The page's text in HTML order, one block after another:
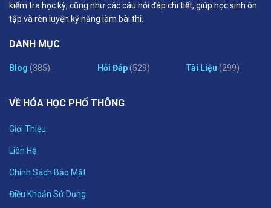
kiểm tra học kỳ, cũng như các câu hỏi đáp chi tiết, giúp học sinh ôn
tập và rèn luyện kỹ năng làm bài thi.
DANH MỤC
Blog (385) Hỏi Đáp(529) Tài Liệu (299)
VỀ HÓA HỌC PHỔ THÔNG
Giới Thiệu
Liên Hệ
Chính Sách Bảo Mật
Điều Khoản Sử Dụng